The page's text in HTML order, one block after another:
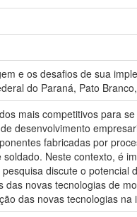
e os desafios de sua
do Paraná, Pato
mais competitivos para
desenvolvimento
fabricadas por
Neste contexto, é
discute o potencial
novas tecnologias de
das novas tecnologias na